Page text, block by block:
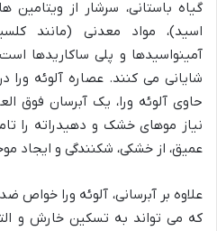
اسید)، مواد معدنی (مانند
آمینواسیدها و پلی ساکاریدها
شایانی می کنند. عصاره آلوئه ورا
حاوی آلوئه ورا، یک آبرسان فوق
نیاز موهای خشک و دهیدراته را
عمیق، از خشکی، شکنندگی و ایجاد
علاوه بر آبرسانی، آلوئه ورا خواص
که می تواند به تسکین خارش و